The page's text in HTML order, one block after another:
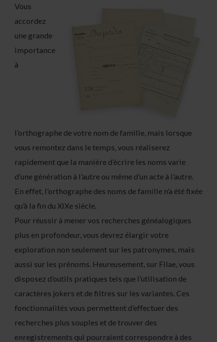
Vous
accordez
une grande
importance
à
l’orthographe de votre nom de famille, mais lorsque
vous remontez dans le temps, vous réaliserez
rapidement que la manière d’écrire les noms varie
d’une génération à l’autre ou même d’un acte à l’autre.
En effet, l’orthographe des noms de famille n’a été fixée
qu’à la fin du XIXe siècle.
Pour réussir à mener vos recherches généalogiques
plus en profondeur, vous devrez élargir votre
exploration non seulement sur les patronymes, mais
aussi sur les prénoms. Heureusement, sur Filae, vous
disposez d’outils pratiques tels que l’utilisation de
caractères jokers et de filtres sur les variantes. Ces
fonctionnalités vous permettent d’effectuer des
recherches plus souples et de trouver des
enregistrements qui pourraient correspondre à des